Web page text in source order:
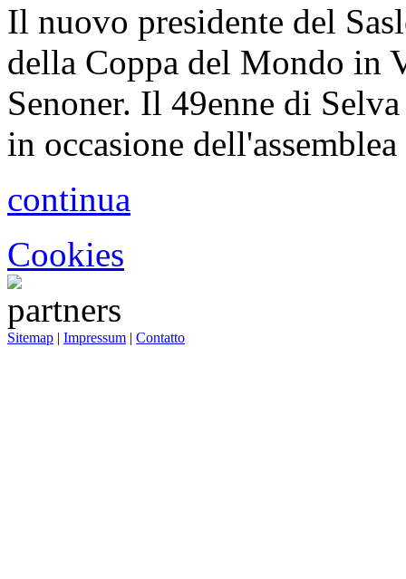
Il nuovo presidente del
della Coppa del Mondo in
Senoner. Il 49enne di
in occasione
continua
Cookies
Sitemap | Impressum | Contatto